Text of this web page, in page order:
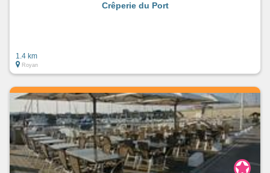
Crêperie du Port
1.4 km
Royan